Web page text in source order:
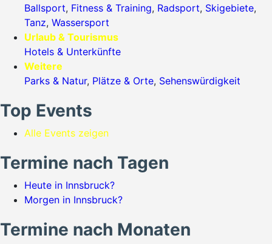
Ballsport, Fitness & Training, Radsport, Skigebiete,
Tanz, Wassersport
Urlaub & Tourismus
Hotels & Unterkünfte
Weitere
Parks & Natur, Plätze & Orte, Sehenswürdigkeit
Top Events
Alle Events zeigen
Termine nach Tagen
Heute in Innsbruck?
Morgen in Innsbruck?
Termine nach Monaten